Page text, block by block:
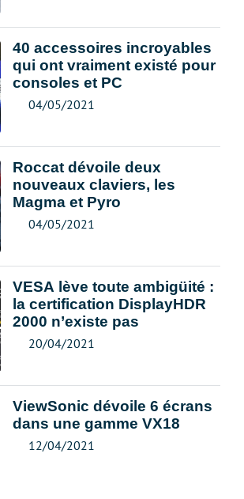
40 accessoires incroyables
qui ont vraiment existé pour
consoles et PC
04/05/2021
Roccat dévoile deux
nouveaux claviers, les
Magma et Pyro
04/05/2021
VESA lève toute ambigüité :
la certification DisplayHDR
2000 n’existe pas
20/04/2021
ViewSonic dévoile 6 écrans
dans une gamme VX18
12/04/2021